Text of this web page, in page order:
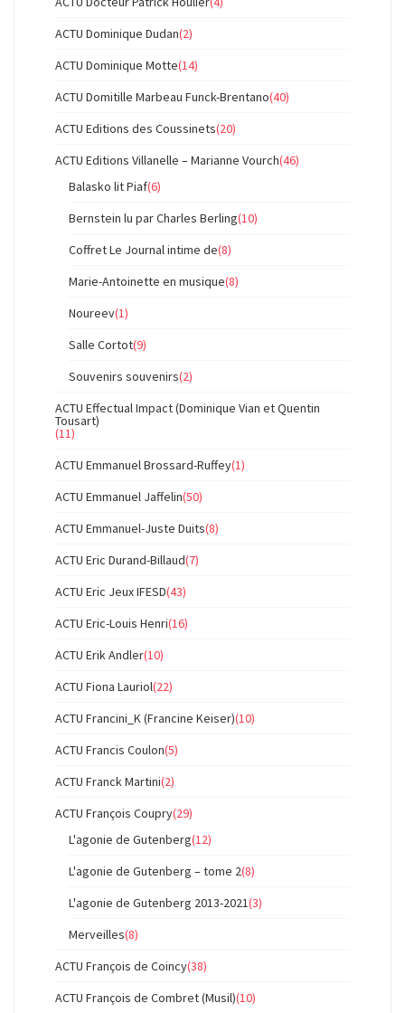
ACTU Dominique Dudan(2)
ACTU Dominique Motte(14)
ACTU Domitille Marbeau Funck-Brentano(40)
ACTU Editions des Coussinets(20)
ACTU Editions Villanelle – Marianne Vourch(46)
Balasko lit Piaf(6)
Bernstein lu par Charles Berling(10)
Coffret Le Journal intime de(8)
Marie-Antoinette en musique(8)
Noureev(1)
Salle Cortot(9)
Souvenirs souvenirs(2)
ACTU Effectual Impact (Dominique Vian et Quentin
Tousart)
(11)
ACTU Emmanuel Brossard-Ruffey(1)
ACTU Emmanuel Jaffelin(50)
ACTU Emmanuel-Juste Duits(8)
ACTU Eric Durand-Billaud(7)
ACTU Eric Jeux IFESD(43)
ACTU Eric-Louis Henri(16)
ACTU Erik Andler(10)
ACTU Fiona Lauriol(22)
ACTU Francini_K (Francine Keiser)(10)
ACTU Francis Coulon(5)
ACTU Franck Martini(2)
ACTU François Coupry(29)
L'agonie de Gutenberg(12)
L'agonie de Gutenberg – tome 2(8)
L'agonie de Gutenberg 2013-2021(3)
Merveilles(8)
ACTU François de Coincy(38)
ACTU François de Combret (Musil)(10)